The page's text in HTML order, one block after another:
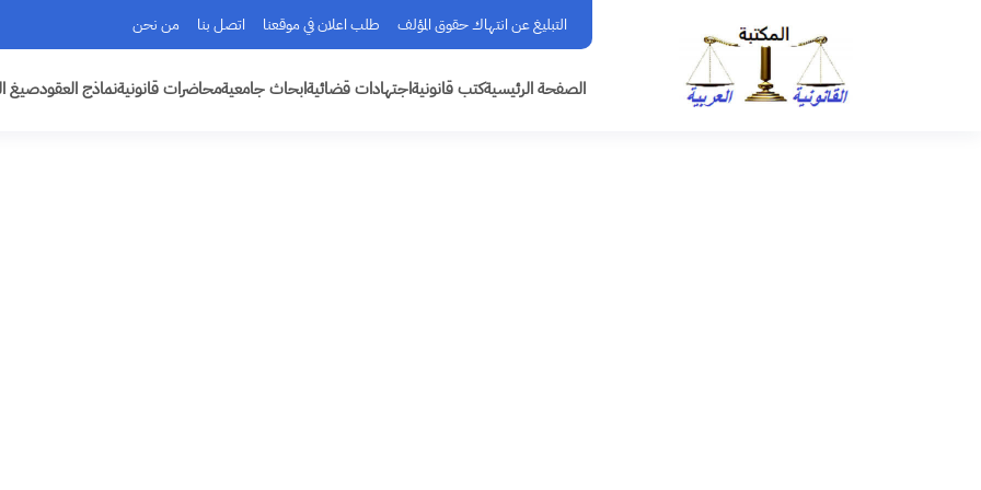
التبليغ عن انتهاك حقوق المؤلف طلب اعلان في موقعنا اتصل بنا من نحن
الصفحة الرئيسيةكتب قانونيةاجتهادات قضائيةابحاث جامعيةمحاضرات قانونيةنماذج العقودصيغ